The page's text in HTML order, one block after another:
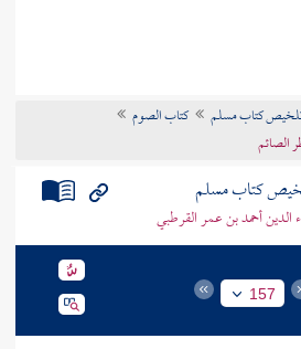
تلخيص كتاب مسلم
كتاب الصوم
الصائم
كتاب مسلم
الدين أحمد بن عمر القرطبي
157